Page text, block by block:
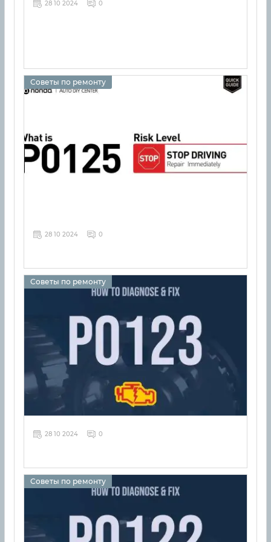
28 10 2024 0
Советы по ремонту
28 10 2024 0
Советы по ремонту
28 10 2024 0
Советы по ремонту